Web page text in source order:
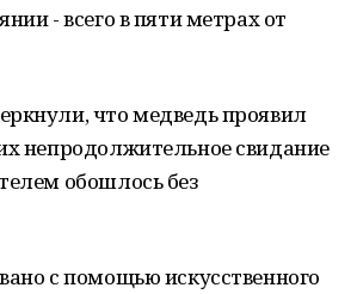
- всего в пяти метрах от
что медведь проявил
непродолжительное свидание
обошлось без
с помощью искусственного